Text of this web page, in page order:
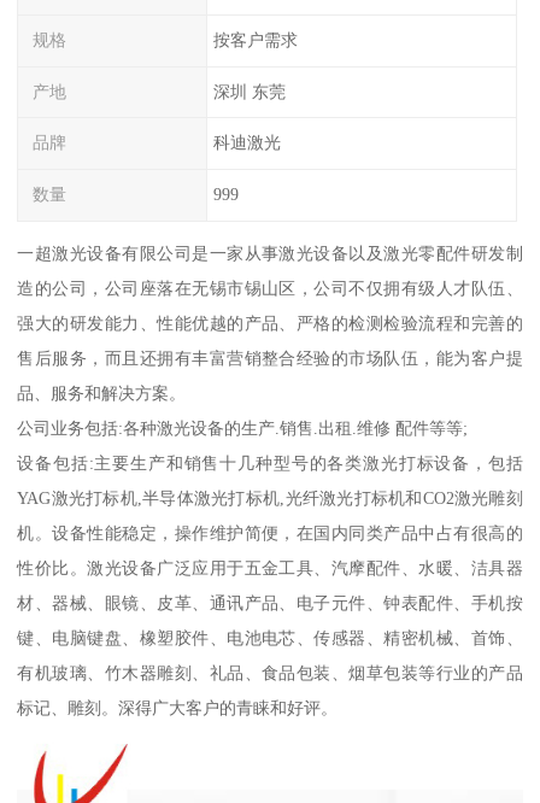
规格 按客户需求
产地 深圳 东莞
品牌 科迪激光
数量 999
一超激光设备有限公司是一家从事激光设备以及激光零配件研发制
造的公司，公司座落在无锡市锡山区，公司不仅拥有级人才队伍、
强大的研发能力、性能优越的产品、严格的检测检验流程和完善的
售后服务，而且还拥有丰富营销整合经验的市场队伍，能为客户提
品、服务和解决方案。
公司业务包括:各种激光设备的生产.销售.出租.维修 配件等等;
设备包括:主要生产和销售十几种型号的各类激光打标设备，包括
YAG激光打标机,半导体激光打标机,光纤激光打标机和CO2激光雕刻
机。设备性能稳定，操作维护简便，在国内同类产品中占有很高的
性价比。激光设备广泛应用于五金工具、汽摩配件、水暖、洁具器
材、器械、眼镜、皮革、通讯产品、电子元件、钟表配件、手机按
键、电脑键盘、橡塑胶件、电池电芯、传感器、精密机械、首饰、
有机玻璃、竹木器雕刻、礼品、食品包装、烟草包装等行业的产品
标记、雕刻。深得广大客户的青睐和好评。